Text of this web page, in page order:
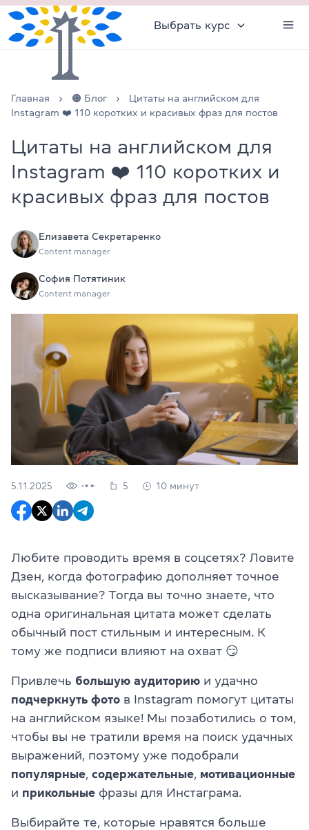
Выбрать курс
Главная 🟠 Блог
Цитаты на английском для
Instagram ❤️ 110 коротких и красивых фраз для постов
Цитаты на английском для
Instagram ❤️ 110 коротких и
красивых фраз для постов
Елизавета Секретаренко
Content manager
София Потятиник
Content manager
5.11.2025 5 10 минут
Любите проводить время в соцсетях? Ловите
Дзен, когда фотографию дополняет точное
высказывание? Тогда вы точно знаете, что
одна оригинальная цитата может сделать
обычный пост стильным и интересным. К
тому же подписи влияют на охват 😏
Привлечь большую аудиторию и удачно
подчеркнуть фото в Instagram помогут цитаты
на английском языке! Мы позаботились о том,
чтобы вы не тратили время на поиск удачных
выражений, поэтому уже подобрали
популярные содержательные мотивационные
и прикольные фразы для Инстаграма.
Выбирайте те, которые нравятся больше